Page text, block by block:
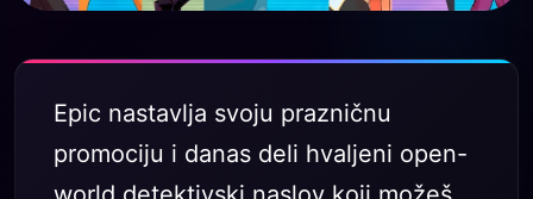
Epic nastavlja svoju prazničnu
promociju i danas deli hvaljeni open-